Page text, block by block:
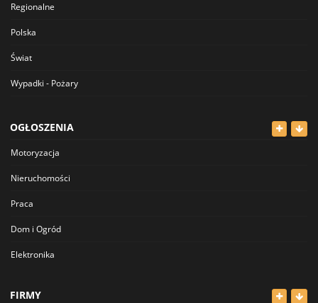
Regionalne
Polska
Świat
Wypadki - Pożary
OGŁOSZENIA
Motoryzacja
Nieruchomości
Praca
Dom i Ogród
Elektronika
FIRMY